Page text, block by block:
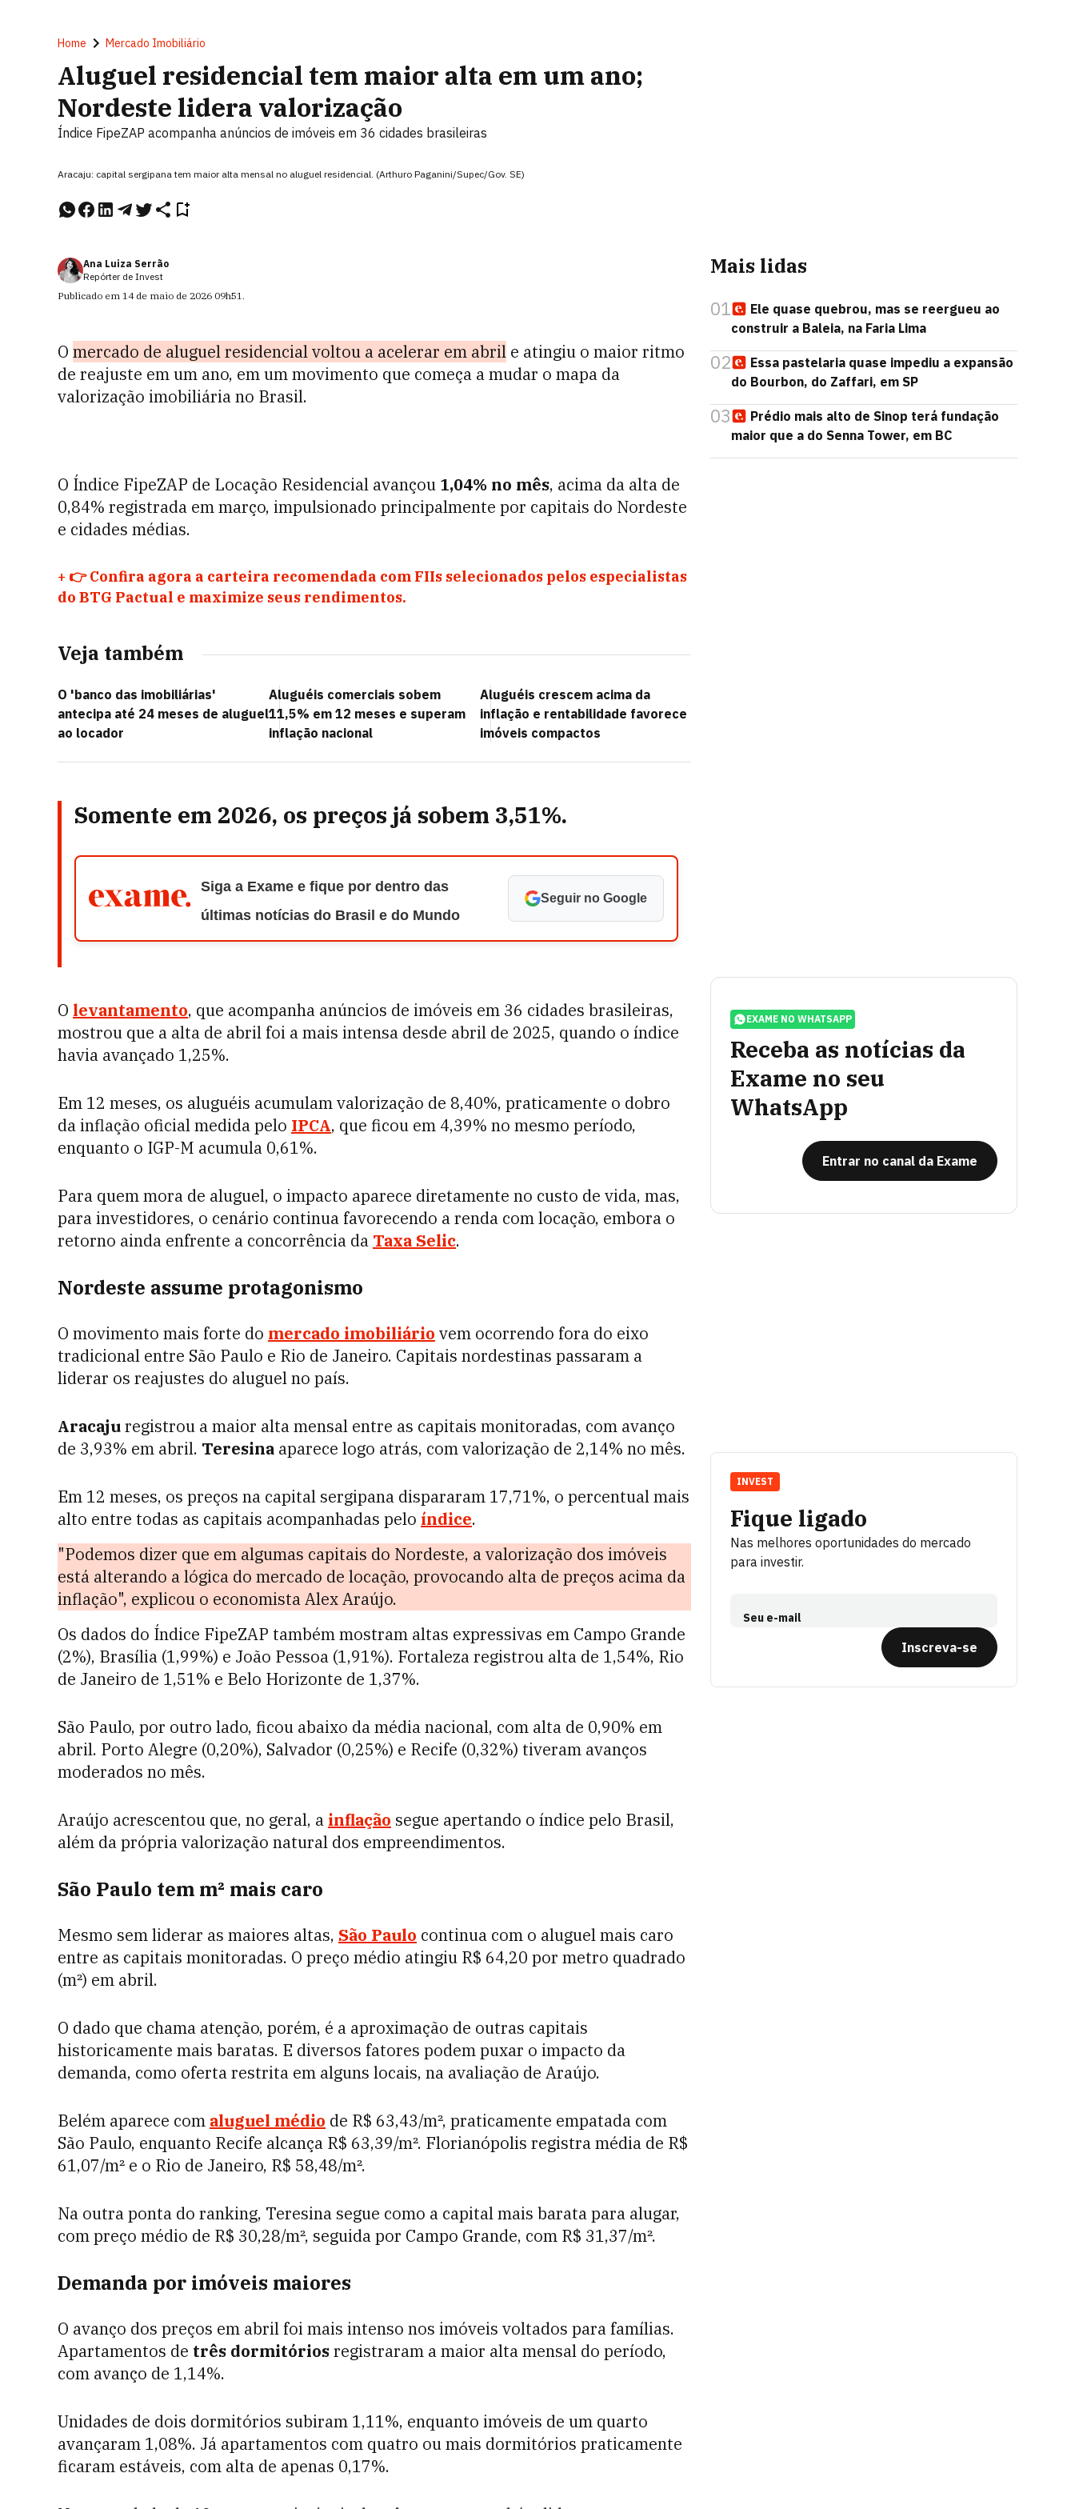
Home Mercado Imobiliário
Aluguel residencial tem maior alta em um ano;
Nordeste lidera valorização
Índice FipeZAP acompanha anúncios de imóveis em 36 cidades brasileiras
Aracaju: capital sergipana tem maior alta mensal no aluguel residencial. (Arthuro Paganini/Supec/Gov. SE)
Ana Luiza Serrão
Repórter de Invest
Publicado em 14 de maio de 2026 09h51.
O mercado de aluguel residencial voltou a acelerar em abril e atingiu o maior ritmo
de reajuste em um ano, em um movimento que começa a mudar o mapa da
valorização imobiliária no Brasil.
O Índice FipeZAP de Locação Residencial avançou 1,04% no mês, acima da alta de
0,84% registrada em março, impulsionado principalmente por capitais do Nordeste
e cidades médias.
+ 👉 Confira agora a carteira recomendada com FIIs selecionados pelos especialistas
do BTG Pactual e maximize seus rendimentos.
Veja também
O 'banco das imobiliárias'
antecipa até 24 meses de aluguel
ao locador
Aluguéis comerciais sobem
11,5% em 12 meses e superam
inflação nacional
Aluguéis crescem acima da
inflação e rentabilidade favorece
imóveis compactos
Somente em 2026, os preços já sobem 3,51%.
Siga a Exame e fique por dentro das
últimas notícias do Brasil e do Mundo
Seguir no Google
O levantamento, que acompanha anúncios de imóveis em 36 cidades brasileiras,
mostrou que a alta de abril foi a mais intensa desde abril de 2025, quando o índice
havia avançado 1,25%.
Em 12 meses, os aluguéis acumulam valorização de 8,40%, praticamente o dobro
da inflação oficial medida pelo IPCA, que ficou em 4,39% no mesmo período,
enquanto o IGP-M acumula 0,61%.
Para quem mora de aluguel, o impacto aparece diretamente no custo de vida, mas,
para investidores, o cenário continua favorecendo a renda com locação, embora o
retorno ainda enfrente a concorrência da Taxa Selic.
Nordeste assume protagonismo
O movimento mais forte do mercado imobiliário vem ocorrendo fora do eixo
tradicional entre São Paulo e Rio de Janeiro. Capitais nordestinas passaram a
liderar os reajustes do aluguel no país.
Aracajuregistrou a maior alta mensal entre as capitais monitoradas, com avanço
de 3,93% em abril. Teresina aparece logo atrás, com valorização de 2,14% no mês.
Em 12 meses, os preços na capital sergipana dispararam 17,71%, o percentual mais
alto entre todas as capitais acompanhadas pelo índice.
"Podemos dizer que em algumas capitais do Nordeste, a valorização dos imóveis
está alterando a lógica do mercado de locação, provocando alta de preços acima da
inflação", explicou o economista Alex Araújo.
Os dados do Índice FipeZAP também mostram altas expressivas em Campo Grande
(2%), Brasília (1,99%) e João Pessoa (1,91%). Fortaleza registrou alta de 1,54%, Rio
de Janeiro de 1,51% e Belo Horizonte de 1,37%.
São Paulo, por outro lado, ficou abaixo da média nacional, com alta de 0,90% em
abril. Porto Alegre (0,20%), Salvador (0,25%) e Recife (0,32%) tiveram avanços
moderados no mês.
Araújo acrescentou que, no geral, a inflação segue apertando o índice pelo Brasil,
além da própria valorização natural dos empreendimentos.
São Paulo tem m² mais caro
Mesmo sem liderar as maiores altas, São Paulo continua com o aluguel mais caro
entre as capitais monitoradas. O preço médio atingiu R$ 64,20 por metro quadrado
(m²) em abril.
O dado que chama atenção, porém, é a aproximação de outras capitais
historicamente mais baratas. E diversos fatores podem puxar o impacto da
demanda, como oferta restrita em alguns locais, na avaliação de Araújo.
Belém aparece com aluguel médio de R$ 63,43/m², praticamente empatada com
São Paulo, enquanto Recife alcança R$ 63,39/m². Florianópolis registra média de R$
61,07/m² e o Rio de Janeiro, R$ 58,48/m².
Na outra ponta do ranking, Teresina segue como a capital mais barata para alugar,
com preço médio de R$ 30,28/m², seguida por Campo Grande, com R$ 31,37/m².
Demanda por imóveis maiores
O avanço dos preços em abril foi mais intenso nos imóveis voltados para famílias.
Apartamentos de três dormitóriosregistraram a maior alta mensal do período,
com avanço de 1,14%.
Unidades de dois dormitórios subiram 1,11%, enquanto imóveis de um quarto
avançaram 1,08%. Já apartamentos com quatro ou mais dormitórios praticamente
ficaram estáveis, com alta de apenas 0,17%.
Mais lidas
01
Ele quase quebrou, mas se reergueu ao
construir a Baleia, na Faria Lima
02
Essa pastelaria quase impediu a expansão
do Bourbon, do Zaffari, em SP
03
Prédio mais alto de Sinop terá fundação
maior que a do Senna Tower, em BC
EXAME NO WHATSAPP
Receba as notícias da
Exame no seu
WhatsApp
Entrar no canal da Exame
Fique ligado
Nas melhores oportunidades do mercado
para investir.
Seu e-mail
Inscreva-se
INVEST